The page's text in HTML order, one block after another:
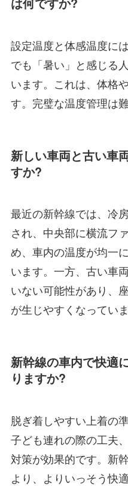
設定温度と体感温度に
でも「暑い」と感じる
います。これは、体格
す。完璧な温度管理は
新しい車両と古い車
すか?
最近の新幹線では、冷
され、中央部に横流フ
め、車内の温度が均一
います。一方、古い車
いない可能性があり、
が生じやすくなっていま
新幹線の車内で快適
りますか?
脱ぎ着しやすい上着の
子ども連れの際の工夫
対策が効果的です。新
より、よりいっそう快